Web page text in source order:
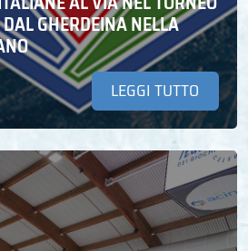
GHERDEINA NELLA
LEGGI TUTTO